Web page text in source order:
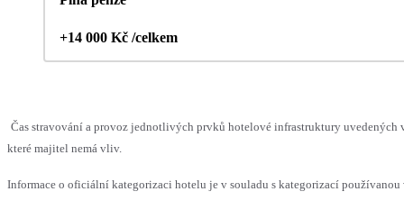
+14 000 Kč /celkem
Čas stravování a provoz jednotlivých prvků hotelové infrastruktury uvedených
které majitel nemá vliv.
Informace o oficiální kategorizaci hotelu je v souladu s kategorizací